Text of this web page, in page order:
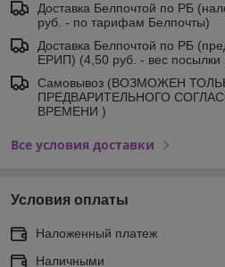
Доставка Белпочтой по РБ
руб. - по тарифам Белпочты)
Доставка Белпочтой по РБ
ЕРИП) (4,50 руб. - вес посылки
Самовывоз (ВОЗМОЖЕН
ПРЕДВАРИТЕЛЬНОГО
ВРЕМЕНИ )
Все условия доставки
Условия оплаты
Наложенный платеж
Наличными